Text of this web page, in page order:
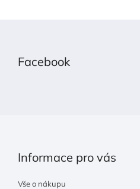
Facebook
Informace pro vás
Vše o nákupu